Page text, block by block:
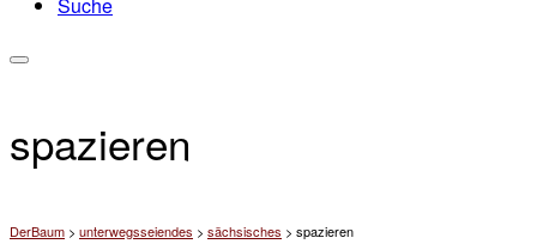
spazieren
DerBaum > unterwegsseiendes > sächsisches > spazieren